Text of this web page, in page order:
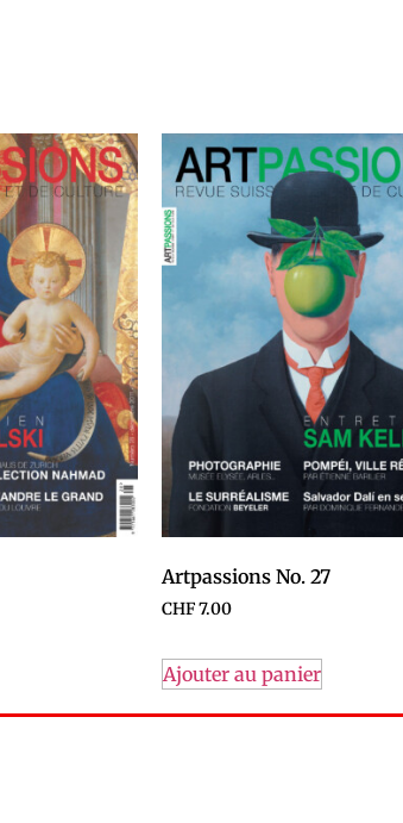
Artpassions No. 27
CHF7.00
Ajouter au panier